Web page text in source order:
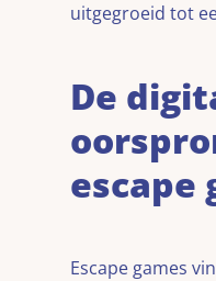
uitgegroeid tot
De
escape
Escape games